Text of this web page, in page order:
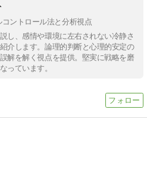
ントロール法と分析視点
し、感情や環境に左右されない冷静さ
介します。論理的判断と心理的安定の
解を解く視点を提供。堅実に戦略を磨
っています。